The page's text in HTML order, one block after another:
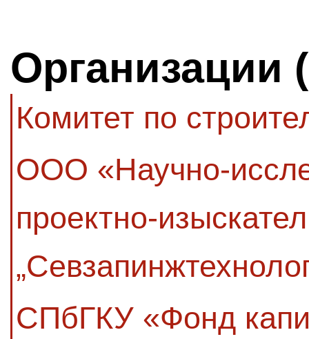
Организации
Комитет по
ООО «Научно-
проектно-
СПбГКУ «Фонд